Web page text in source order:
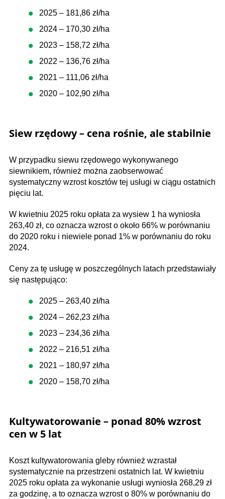
2025 – 181,86 zł/ha
2024 – 170,30 zł/ha
2023 – 158,72 zł/ha
2022 – 136,76 zł/ha
2021 – 111,06 zł/ha
2020 – 102,90 zł/ha
Siew rzędowy – cena rośnie, ale stabilnie
W przypadku siewu rzędowego wykonywanego
siewnikiem, również można zaobserwować
systematyczny wzrost kosztów tej usługi w ciągu ostatnich
pięciu lat.
W kwietniu 2025 roku opłata za wysiew 1 ha wyniosła
263,40 zł, co oznacza wzrost o około 66% w porównaniu
do 2020 roku i niewiele ponad 1% w porównaniu do roku
2024.
Ceny za tę usługę w poszczególnych latach przedstawiały
się następująco:
2025 – 263,40 zł/ha
2024 – 262,23 zł/ha
2023 – 234,36 zł/ha
2022 – 216,51 zł/ha
2021 – 180,97 zł/ha
2020 – 158,70 zł/ha
Kultywatorowanie – ponad 80% wzrost
cen w 5 lat
Koszt kultywatorowania gleby również wzrastał
systematycznie na przestrzeni ostatnich lat. W kwietniu
2025 roku opłata za wykonanie usługi wyniosła 268,29 zł
za godzinę, a to oznacza wzrost o 80% w porównaniu do